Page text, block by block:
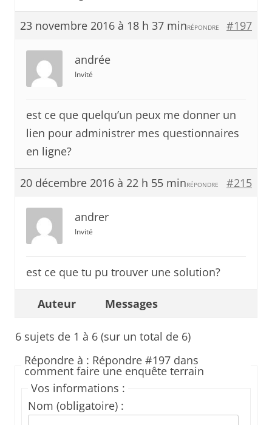
23 novembre 2016 à 18 h 37 min #197
RÉPONDRE
andrée
Invité
est ce que quelqu’un peux me donner un
lien pour administrer mes questionnaires
en ligne?
20 décembre 2016 à 22 h 55 min #215
RÉPONDRE
andrer
Invité
est ce que tu pu trouver une solution?
Auteur Messages
6 sujets de 1 à 6 (sur un total de 6)
Répondre à : Répondre #197 dans
comment faire une enquête terrain
Vos informations :
Nom (obligatoire) :